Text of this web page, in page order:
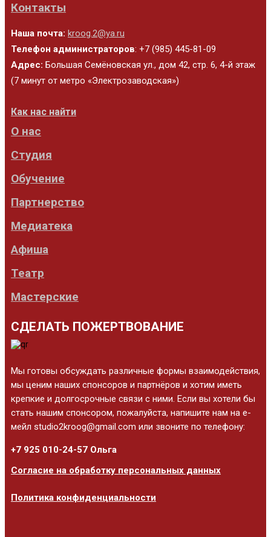
Контакты
Наша почта: kroog.2@ya.ru
Телефон администраторов: +7 (985) 445-81-09
Адрес: Большая Семёновская ул., дом 42, стр. 6, 4-й этаж
(7 минут от метро «Электрозаводская»)
Как нас найти
О нас
Студия
Обучение
Партнерство
Медиатека
Афиша
Театр
Мастерские
СДЕЛАТЬ ПОЖЕРТВОВАНИЕ
Мы готовы обсуждать различные формы взаимодействия,
мы ценим наших спонсоров и партнёров и хотим иметь
крепкие и долгосрочные связи с ними. Если вы хотели бы
стать нашим спонсором, пожалуйста, напишите нам на е-
мейл studio2kroog@gmail.com или звоните по телефону:
+7 925 010-24-57 Ольга
Согласие на обработку персональных данных
Политика конфиденциальности